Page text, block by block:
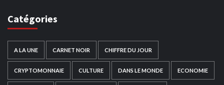
Catégories
A LA UNE CARNET NOIR CHIFFRE DU JOUR
CRYPTOMONNAIE CULTURE DANS LE MONDE ECONOMIE